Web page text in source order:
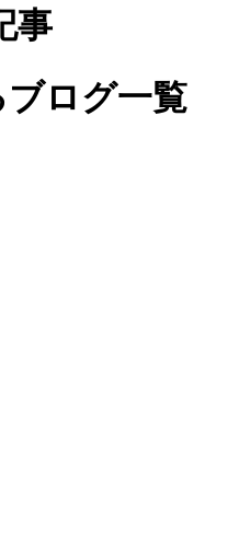
事
ログ一覧